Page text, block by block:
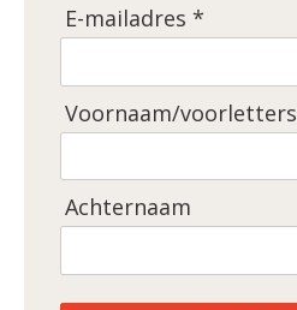
E-mailadres *
Voornaam/voorletters
Achternaam